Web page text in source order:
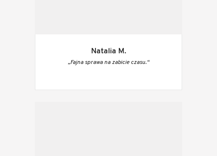
Natalia M.
„Fajna sprawa na zabicie czasu.“